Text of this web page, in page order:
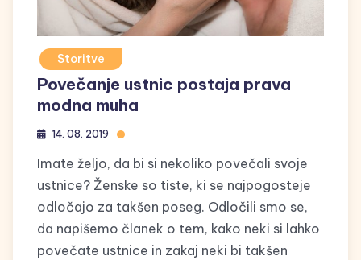
Storitve
Povečanje ustnic postaja prava
modna muha
14. 08. 2019
Imate željo, da bi si nekoliko povečali svoje
ustnice? Ženske so tiste, ki se najpogosteje
odločajo za takšen poseg. Odločili smo se,
da napišemo članek o tem, kako neki si lahko
povečate ustnice in zakaj neki bi takšen